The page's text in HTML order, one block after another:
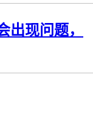
出现问题，